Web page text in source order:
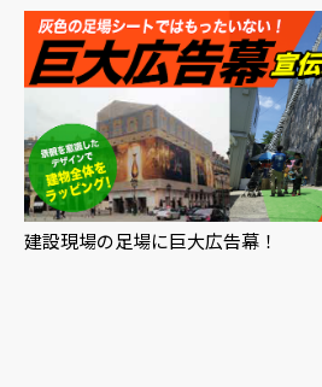
建設現場の足場に巨大広告幕！